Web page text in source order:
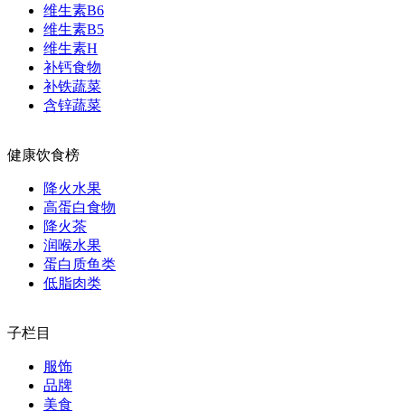
维生素B6
维生素B5
维生素H
补钙食物
补铁蔬菜
含锌蔬菜
健康饮食榜
降火水果
高蛋白食物
降火茶
润喉水果
蛋白质鱼类
低脂肉类
子栏目
服饰
品牌
美食